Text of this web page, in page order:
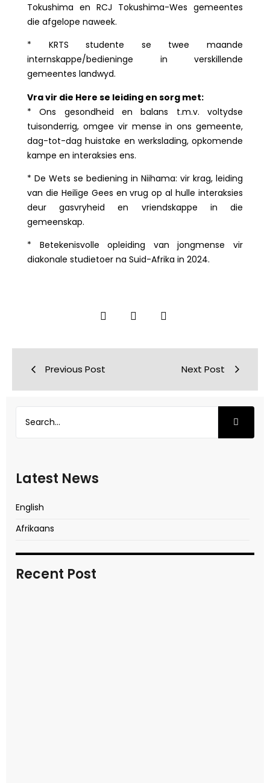
Tokushima en RCJ Tokushima-Wes gemeentes
die afgelope naweek.
* KRTS studente se twee maande
internskappe/bedieninge in verskillende
gemeentes landwyd.
Vra vir die Here se leiding en sorg met:
* Ons gesondheid en balans t.m.v. voltydse
tuisonderrig, omgee vir mense in ons gemeente,
dag-tot-dag huistake en werkslading, opkomende
kampe en interaksies ens.
* De Wets se bediening in Niihama: vir krag, leiding
van die Heilige Gees en vrug op al hulle interaksies
deur gasvryheid en vriendskappe in die
gemeenskap.
* Betekenisvolle opleiding van jongmense vir
diakonale studietoer na Suid-Afrika in 2024.
Previous Post Next Post
Latest News
English
Afrikaans
Recent Post